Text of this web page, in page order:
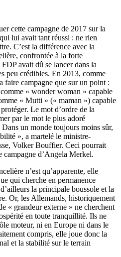
cette campagne de 2017 sur la
lui avait tant réussi : ne rien
C’est la différence avec la
confrontée à la forte
avait dû se lancer dans la
peu crédibles. En 2013, comme
faire campagne que sur un point :
« wonder woman » capable
« Mutti » (« maman ») capable
Le mot d’ordre de la
par le mot le plus adoré
un monde toujours moins sûr,
», a martelé le ministre-
Volker Bouffier. Ceci pourrait
campagne d’Angela Merkel.
n’est qu’apparente, elle
qui cherche en permanence
la principale boussole et la
Or, les Allemands, historiquement
« grandeur externe » ne cherchent
en toute tranquillité. Ils ne
moteur, ni en Europe ni dans le
compris, elle joue donc la
et la stabilité sur le terrain